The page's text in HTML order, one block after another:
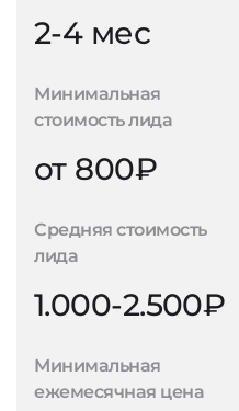
2-4 мес
Минимальная
стоимость лида
от 800₽
Средняя стоимость
лида
1.000-2.500₽
Минимальная
ежемесячная цена